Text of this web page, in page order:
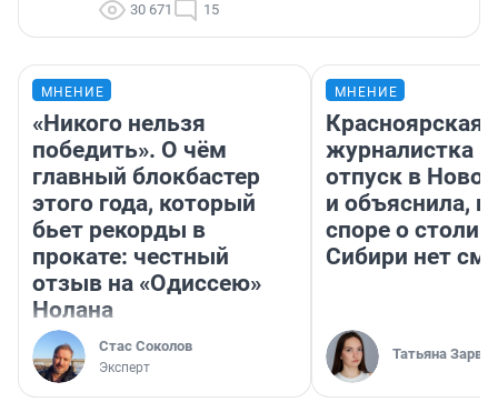
30 671 15
МНЕНИЕ
«Никого нельзя
победить». О чём
главный блокбастер
этого года, который
бьет рекорды в
прокате: честный
отзыв на «Одиссею»
Нолана
Стас Соколов
Эксперт
МНЕНИЕ
Красноярская
журналистка
отпуск в
и объяснила,
споре о
Сибири нет
Татьяна Зарва